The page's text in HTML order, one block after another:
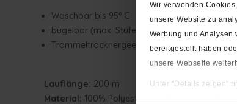
Wir verwenden
unsere Website zu
Werbung und
bereitgestellt haben
unsere Webseite
Unter "Details zeigen"
(zur Nutzung der
Waschbar bis 95° C
bügelbar (max. Stufe 2)
Trommeltrocknergeeignet
Lauflänge: 200 m
Material: 100% Polyester